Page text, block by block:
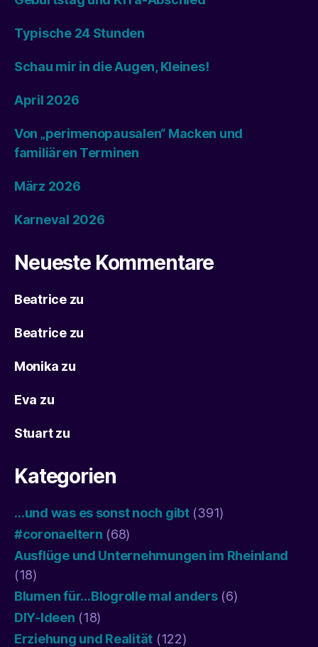
Typische 24 Stunden
Schau mir in die Augen, Kleines!
April 2026
Von „perimenopausalen“ Macken und
familiären Terminen
März 2026
Karneval 2026
Neueste Kommentare
Beatricezu
Beatricezu
Monika zu
Eva zu
Stuartzu
Kategorien
…und was es sonst noch gibt(391)
#coronaeltern (68)
Ausflüge und Unternehmungen im Rheinland
(18)
Blumen für…Blogrolle mal anders(6)
DIY-Ideen (18)
Erziehung und Realität (122)